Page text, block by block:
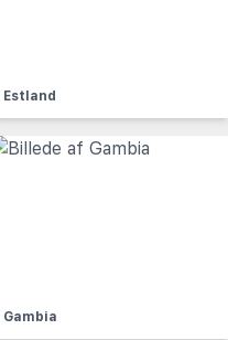
Estland
Gambia